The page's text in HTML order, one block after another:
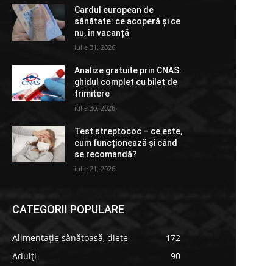
Cardul european de
sănătate: ce acoperă și ce
nu, în vacanță
iulie 31, 2026
Analize gratuite prin CNAS:
ghidul complet cu bilet de
trimitere
iulie 30, 2026
Test streptococ – ce este,
cum funcționează și când
se recomandă?
iulie 21, 2026
CATEGORII POPULARE
Alimentație sănătoasă, diete
172
Adulți
90